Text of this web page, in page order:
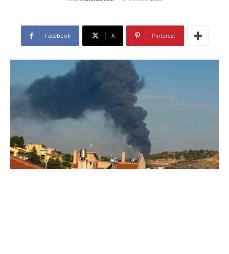
Facebook X Pinterest